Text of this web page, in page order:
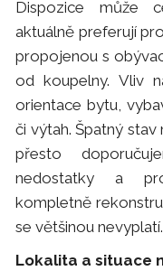
Dispozice může
aktuálně preferují
propojenou s
od koupelny. Vliv
orientace bytu,
či výtah. Špatný
přesto
nedostatky a
kompletně
se většinou nevyplatí.
Lokalita a situace